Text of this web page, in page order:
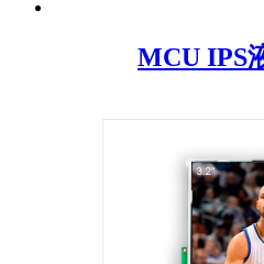
MCU IPS